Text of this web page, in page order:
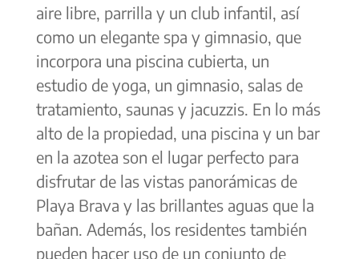
aire libre, parrilla y un club infantil, así
como un elegante spa y gimnasio, que
incorpora una piscina cubierta, un
estudio de yoga, un gimnasio, salas de
tratamiento, saunas y jacuzzis. En lo más
alto de la propiedad, una piscina y un bar
en la azotea son el lugar perfecto para
disfrutar de las vistas panorámicas de
Playa Brava y las brillantes aguas que la
bañan. Además, los residentes también
pueden hacer uso de un conjunto de